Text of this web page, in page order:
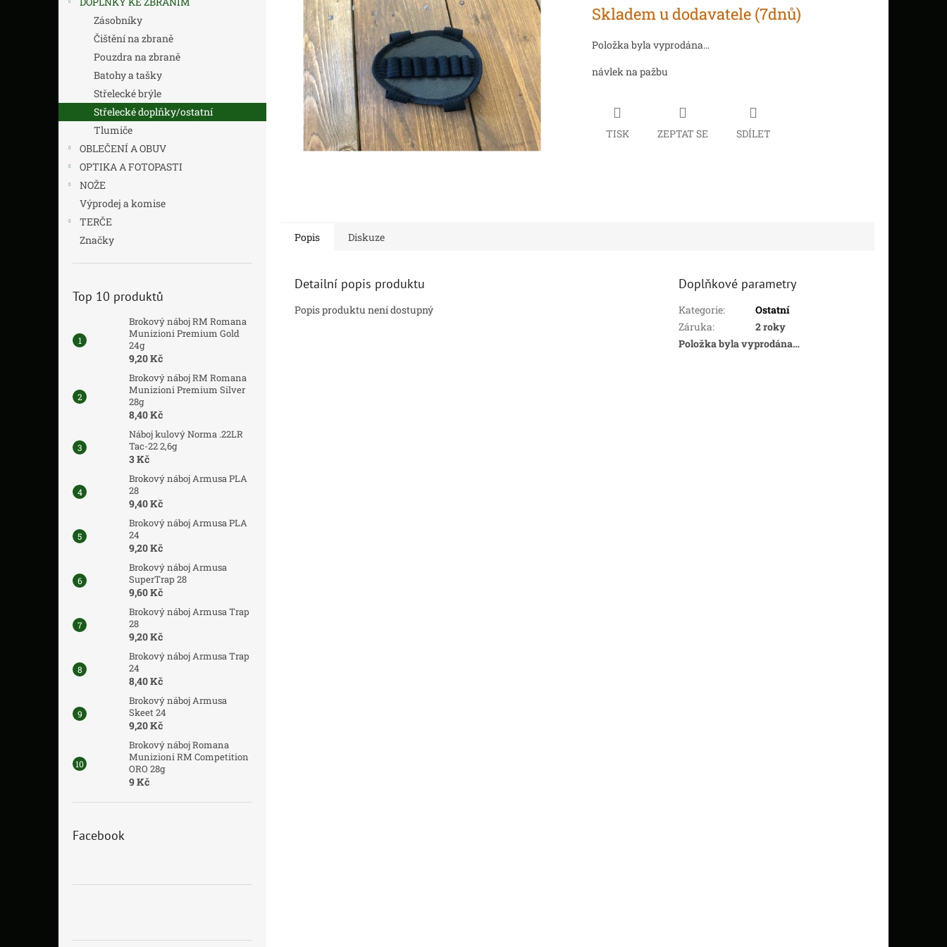
l
Zásobníky
Čištění na zbraně
Pouzdra na zbraně
Batohy a tašky
Střelecké brýle
Střelecké doplňky/ostatní
Tlumiče
OBLEČENÍ A OBUV
OPTIKA A FOTOPASTI
NOŽE
Výprodej a komise
TERČE
Značky
Top 10 produktů
Brokový náboj RM Romana
Munizioni Premium Gold
24g
9,20 Kč
Brokový náboj RM Romana
Munizioni Premium Silver
28g
8,40 Kč
Náboj kulový Norma .22LR
Tac-22 2,6g
3 Kč
Brokový náboj Armusa PLA
28
9,40 Kč
Brokový náboj Armusa PLA
24
9,20 Kč
Brokový náboj Armusa
SuperTrap 28
9,60 Kč
Brokový náboj Armusa Trap
28
9,20 Kč
Brokový náboj Armusa Trap
24
8,40 Kč
Brokový náboj Armusa
Skeet 24
9,20 Kč
Brokový náboj Romana
Munizioni RM Competition
ORO 28g
9 Kč
Facebook
hvězdiček.
cena:
Skladem u dodavatele (7dnů)
Položka byla vyprodána…
návlek na pažbu
TISK ZEPTAT SE SDÍLET
Popis Diskuze
Detailní popis produktu
Popis produktu není dostupný
Doplňkové parametry
Kategorie:
Ostatní
Záruka:
2 roky
Položka byla vyprodána…